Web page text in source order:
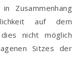
Zusammenhang
auf dem
nicht möglich
Sitzes der